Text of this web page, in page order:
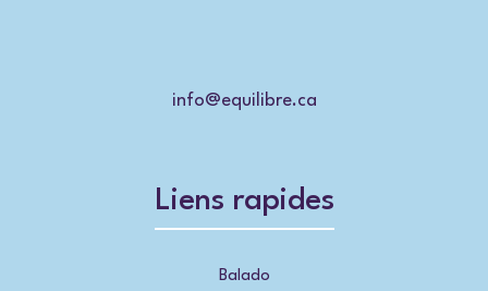
info@equilibre.ca
Liens rapides
Balado